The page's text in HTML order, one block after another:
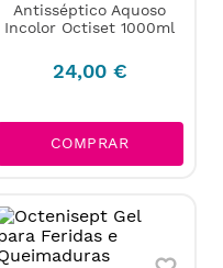
Antisséptico Aquoso
Incolor Octiset 1000ml
24,00 €
COMPRAR